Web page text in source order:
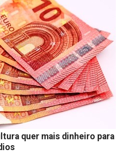
quer mais dinheiro para